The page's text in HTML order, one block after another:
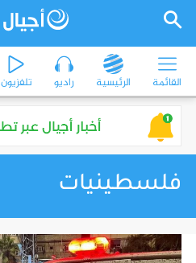
القائمة الرئيسية راديو تلفزيون
فلسطينيات